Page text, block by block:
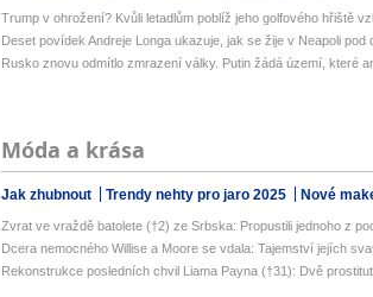
Trump v ohrožení? Kvůli letadlům poblíž jeho golfového hřiště
Deset povídek Andreje Longa ukazuje, jak se žije v Neapoli pod
Rusko znovu odmítlo zmrazení války. Putin žádá území, které
Móda a krása
Jak zhubnout Trendy nehty pro jaro 2025 Nové
Zvrat ve vraždě batolete (†2) ze Srbska: Propustili jednoho z
Dcera nemocného Willise a Moore se vdala: Tajemství jejích
Rekonstrukce posledních chvil Liama Payna (†31): Dvě